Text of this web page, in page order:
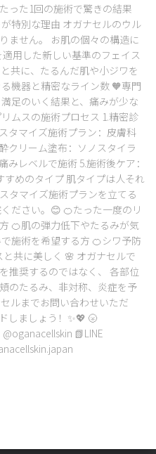
った1回の施術で驚きの結果
特別な理由 オガナセルのウル
ません。 お肌の個々の構造に
用した新しい基準のフェイス
共に、たるんだ肌や小ジワを
機器と精密なライン数 🧡専門
足のいく結果と、痛みが少な
ムスの施術プロセス 1.精密診
タマイズ施術プラン：皮膚科
クリーム塗布：ソノスタイラ
レベルで施術 5.施術後ケア：
めのタイプ 肌タイプは人それ
タマイズ施術プランを立てる
ださい。😊 🍊たった一度のリ
🍊肌の弾力低下やたるみが気
施術を希望する方 🍊シワ予防
共に美しく 🌸 オガナセルで
推奨するのではなく、 各部位
のたるみ、非対称、炎症を予
ルまでお問い合わせいただ
しましょう！✨💖 🌝
📗LINE